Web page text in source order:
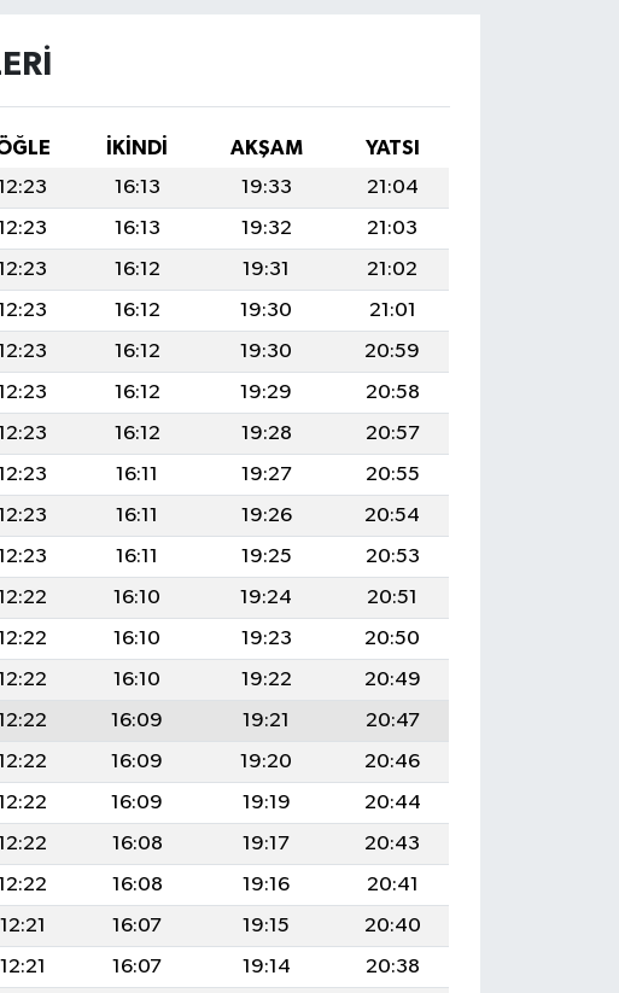
İKINDI AKŞAM
YATSI
16:13 19:33
21:04
16:13 19:32
21:03
16:12 19:31
21:02
16:12 19:30
21:01
16:12 19:30
20:59
16:12 19:29
20:58
16:12 19:28
20:57
16:11 19:27
20:55
16:11 19:26
20:54
16:11 19:25
20:53
16:10 19:24
20:51
16:10 19:23
20:50
16:10 19:22
20:49
16:09 19:21
20:47
16:09 19:20
20:46
16:09 19:19
20:44
16:08 19:17
20:43
16:08 19:16
20:41
12:21 16:07 19:15
20:40
12:21 16:07 19:14
20:38